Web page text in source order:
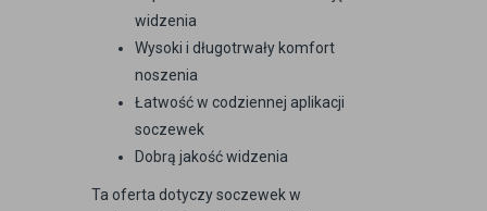
widzenia
Wysoki i długotrwały komfort
noszenia
Łatwość w codziennej aplikacji
soczewek
Dobrą jakość widzenia
Ta oferta dotyczy soczewek w